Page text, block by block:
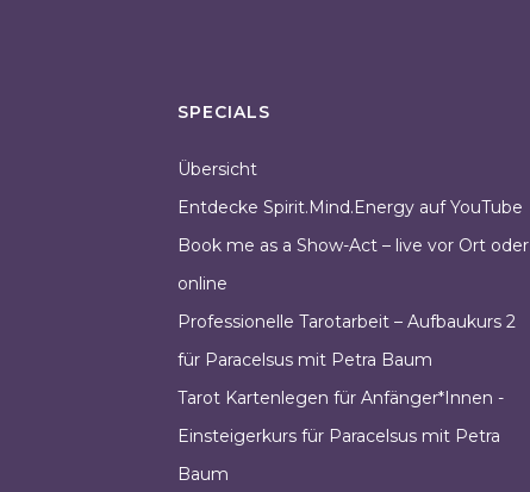
SPECIALS
Übersicht
Entdecke Spirit.Mind.Energy auf YouTube
Book me as a Show-Act – live vor Ort oder
online
Professionelle Tarotarbeit – Aufbaukurs 2
für Paracelsus mit Petra Baum
Tarot Kartenlegen für Anfänger*Innen -
Einsteigerkurs für Paracelsus mit Petra
Baum